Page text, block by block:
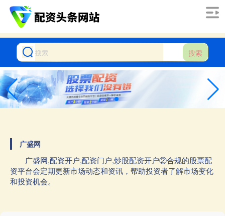
搜索
广盛网
广盛网,配资开户,配资门户,炒股配资开户②合规的股票配
资平台会定期更新市场动态和资讯，帮助投资者了解市场变化
和投资机会。